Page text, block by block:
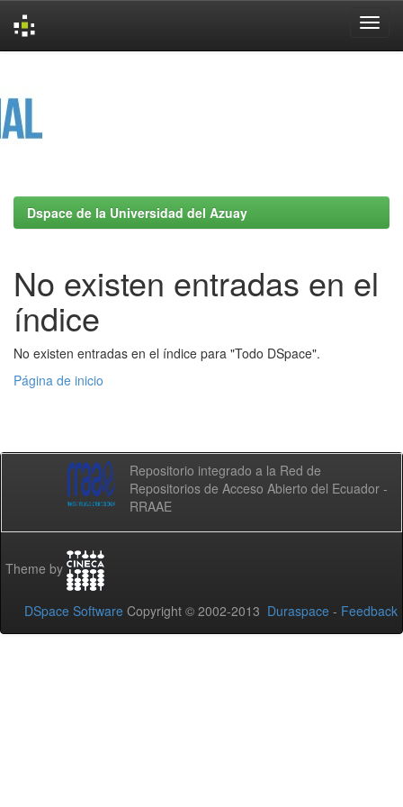
Dspace de la Universidad del Azuay
No existen entradas en el
índice
No existen entradas en el índice para "Todo DSpace".
Página de inicio
Repositorio integrado a la Red de
Repositorios de Acceso Abierto del Ecuador -
RRAAE
Theme by
DSpace Software Copyright © 2002-2013 Duraspace - Feedback